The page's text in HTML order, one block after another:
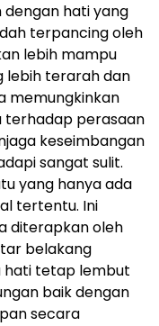
hati yang
terpancing oleh
lebih mampu
lebih terarah dan
memungkinkan
terhadap perasaan
keseimbangan
sangat sulit.
yang hanya ada
tertentu. Ini
diterapkan oleh
belakang
hati tetap lembut
baik dengan
secara